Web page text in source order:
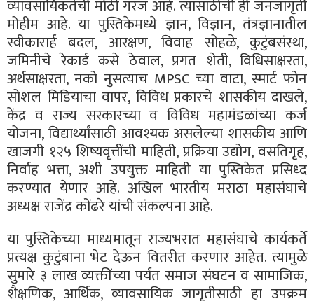
व्यावसायिकतेची मोठी गरज आहे. त्यासाठीची ही जनजागृती
मोहीम आहे. या पुस्तिकेमध्ये ज्ञान, विज्ञान, तंत्रज्ञानातील
स्वीकारार्ह बदल, आरक्षण, विवाह सोहळे, कुटुंबसंस्था,
जमिनीचे रेकार्ड कसे ठेवाल, प्रगत शेती, विधिसाक्षरता,
अर्थसाक्षरता, नको नुसत्याच MPSC च्या वाटा, स्मार्ट फोन
सोशल मिडियाचा वापर, विविध प्रकारचे शासकीय दाखले,
केंद्र व राज्य सरकारच्या व विविध महामंडळांच्या कर्ज
योजना, विद्यार्थ्यांसाठी आवश्यक असलेल्या शासकीय आणि
खाजगी १२५ शिष्यवृत्तींची माहिती, प्रक्रिया उद्योग, वसतिगृह,
निर्वाह भत्ता, अशी उपयुक्त माहिती या पुस्तिकेत प्रसिध्द
करण्यात येणार आहे. अखिल भारतीय मराठा महासंघाचे
अध्यक्ष राजेंद्र कोंढरे यांची संकल्पना आहे.
या पुस्तिकेच्या माध्यमातून राज्यभरात महासंघाचे कार्यकर्ते
प्रत्यक्ष कुटुंबाना भेट देऊन वितरीत करणार आहेत. त्यामुळे
सुमारे ३ लाख व्यक्तींच्या पर्यंत समाज संघटन व सामाजिक,
शैक्षणिक, आर्थिक, व्यावसायिक जागृतीसाठी हा उपक्रम